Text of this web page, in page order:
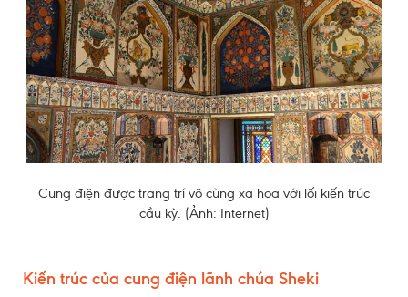
Cung điện được trang trí vô cùng xa hoa với lối kiến trúc
cầu kỳ. (Ảnh: Internet)
Kiến trúc của cung điện lãnh chúa Sheki